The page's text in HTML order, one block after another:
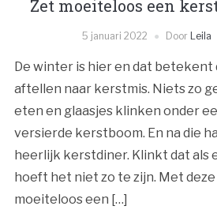
Zet moeiteloos een
5 januari 2022 Door Leila
De winter is hier en dat betekent
aftellen naar kerstmis. Niets zo
eten en glaasjes klinken onder
versierde kerstboom. En na die
heerlijk kerstdiner. Klinkt dat als
hoeft het niet zo te zijn. Met
moeiteloos een […]